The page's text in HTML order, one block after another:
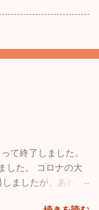
て終了しました。
した。 コロナの大
ましたが、あれか